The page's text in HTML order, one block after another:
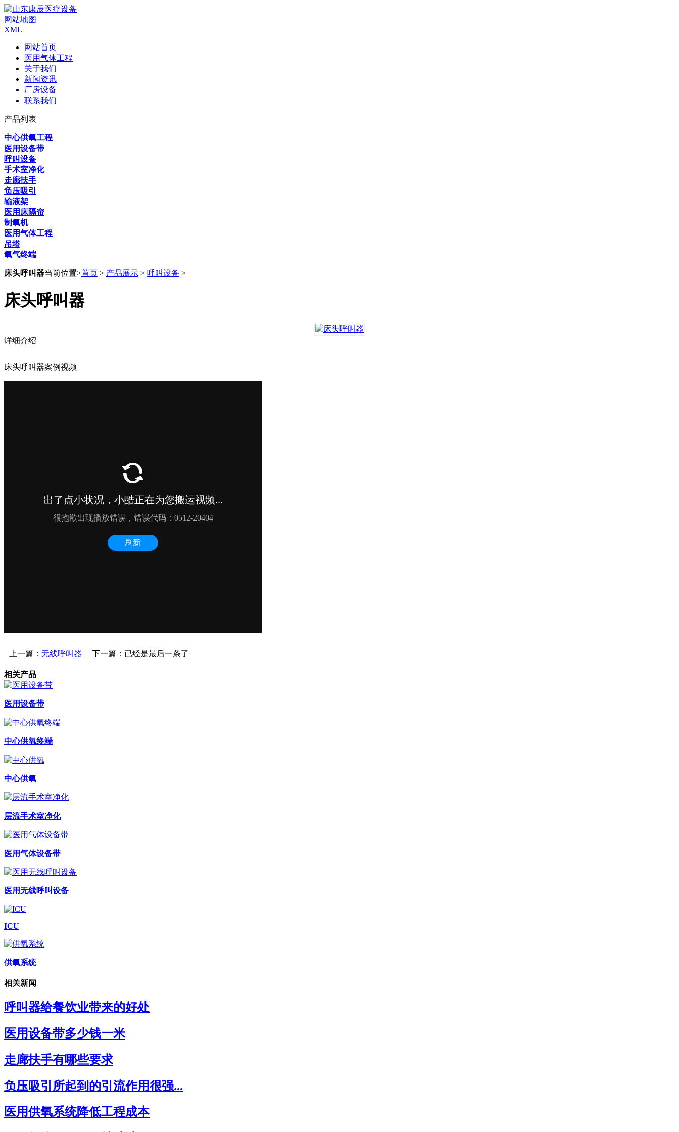
网站地图
XML
网站首页
医用气体工程
关于我们
新闻资讯
厂房设备
联系我们
产品列表
中心供氧工程
医用设备带
呼叫设备
手术室净化
走廊扶手
负压吸引
输液架
医用床隔帘
制氧机
医用气体工程
吊塔
氧气终端
床头呼叫器当前位置>首页 > 产品展示 > 呼叫设备 >
床头呼叫器
详细介绍
床头呼叫器案例视频
上一篇： 无线呼叫器 下一篇：已经是最后一条了
相关产品
医用设备带
中心供氧终端
中心供氧
层流手术室净化
医用气体设备带
医用无线呼叫设备
ICU
供氧系统
相关新闻
呼叫器给餐饮业带来的好处
医用设备带多少钱一米
走廊扶手有哪些要求
负压吸引所起到的引流作用很强...
医用供氧系统降低工程成本